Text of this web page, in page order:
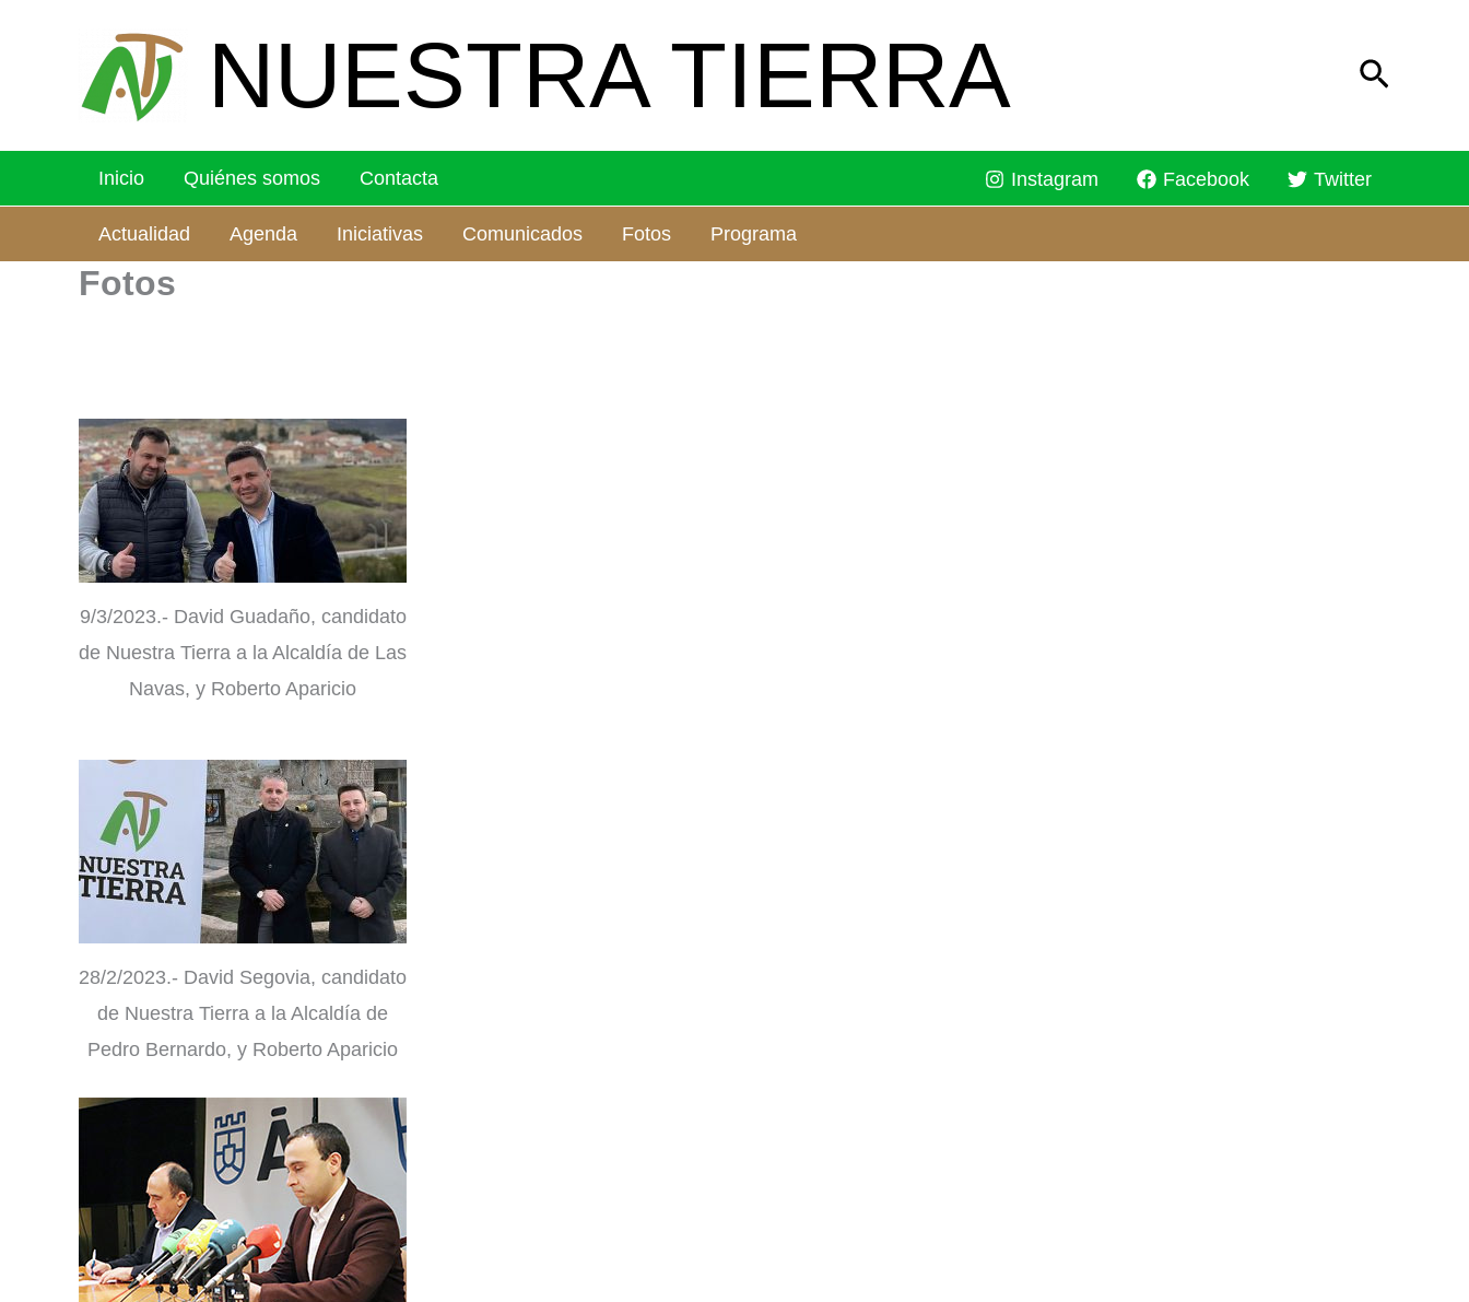
NUESTRA TIERRA Buscar
Inicio Quiénes somos Contacta Instagram Facebook Twitter
Actualidad Agenda Iniciativas Comunicados Fotos Programa
Fotos
9/3/2023.- David Guadaño, candidato
de Nuestra Tierra a la Alcaldía de Las
Navas, y Roberto Aparicio
28/2/2023.- David Segovia, candidato
de Nuestra Tierra a la Alcaldía de
Pedro Bernardo, y Roberto Aparicio